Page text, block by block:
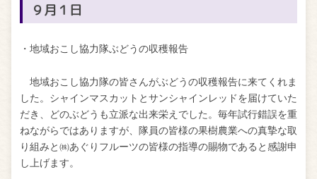
９月１日
・地域おこし協力隊ぶどうの収穫報告
地域おこし協力隊の皆さんがぶどうの収穫報告に来てくれま
した。シャインマスカットとサンシャインレッドを届けていた
だき、どのぶどうも立派な出来栄えでした。毎年試行錯誤を重
ねながらではありますが、隊員の皆様の果樹農業への真摯な取
り組みと㈱あぐりフルーツの皆様の指導の賜物であると感謝申
し上げます。